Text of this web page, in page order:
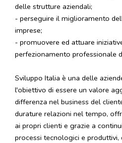
delle strutture aziendali;
- perseguire il miglioramento
imprese;
- promuovere ed attuare
perfezionamento professionale
Sviluppo Italia è una delle
l'obiettivo di essere un valore
differenza nel business del
durature relazioni nel tempo,
ai propri clienti e grazie a
processi tecnologici e